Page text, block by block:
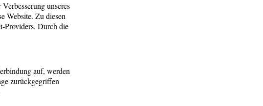
unseres
Website. Zu diesen
Providers. Durch die
auf, werden
zurückgegriffen